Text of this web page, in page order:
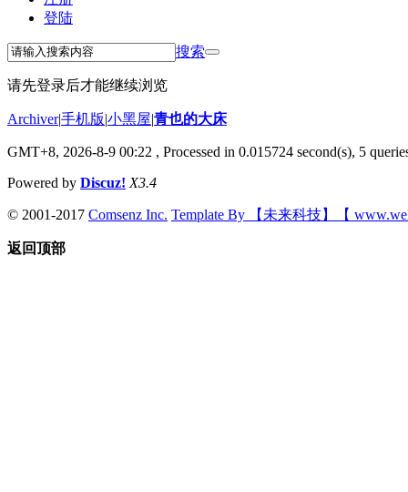
登陆
搜索
请先登录后才能继续浏览
Archiver|手机版|小黑屋|青也的大床
GMT+8, 2026-8-9 00:22 , Processed in 0.015724 second(s), 5
Powered by Discuz! X3.4
© 2001-2017 Comsenz Inc. Template By 【未来科技】【
返回顶部